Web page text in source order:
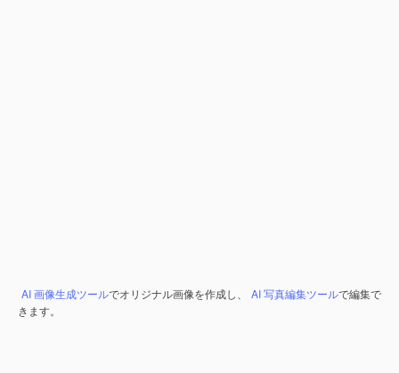
AI 画像生成ツールでオリジナル画像を作成し、 AI 写真編集ツールで編集で
きます。